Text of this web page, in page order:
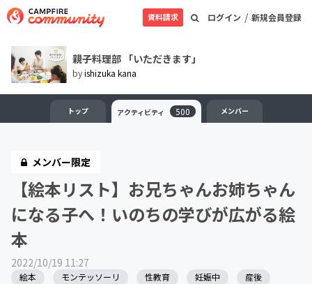
ログイン / 新規会員登録
資料請求
親子料理部 「いただきます」
byishizuka kana
トップ アクティビティ 500 メンバー
メンバー限定
【絵本リスト】お兄ちゃんお姉ちゃん
になる子へ！いのちの学びが広がる絵
本
2022/10/19 11:27
絵本 モンテッソーリ 性教育 妊娠中 産後